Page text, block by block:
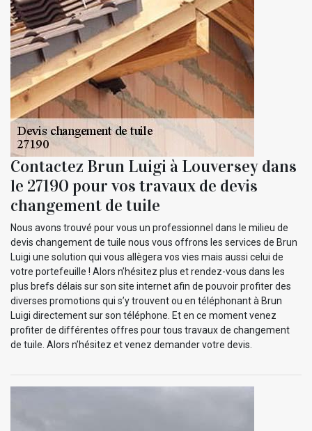
Contactez Brun Luigi à Louversey dans
le 27190 pour vos travaux de devis
changement de tuile
Nous avons trouvé pour vous un professionnel dans le milieu de
devis changement de tuile nous vous offrons les services de Brun
Luigi une solution qui vous allègera vos vies mais aussi celui de
votre portefeuille ! Alors n’hésitez plus et rendez-vous dans les
plus brefs délais sur son site internet afin de pouvoir profiter des
diverses promotions qui s’y trouvent ou en téléphonant à Brun
Luigi directement sur son téléphone. Et en ce moment venez
profiter de différentes offres pour tous travaux de changement
de tuile. Alors n’hésitez et venez demander votre devis.